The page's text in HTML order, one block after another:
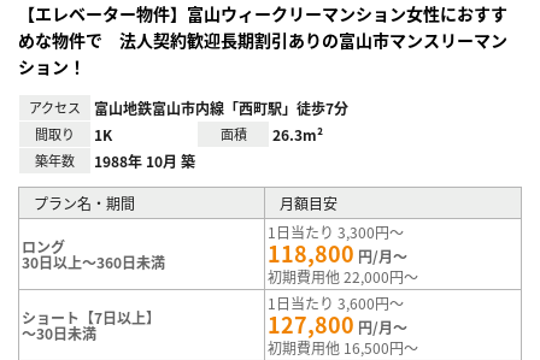
【エレベーター物件】富山ウィークリーマンション女性におすす
めな物件で 法人契約歓迎長期割引ありの富山市マンスリーマン
ション！
アクセス 富山地鉄富山市内線「西町駅」徒歩7分
間取り 1K 面積 26.3m²
築年数 1988年 10月 築
プラン名・期間 月額目安
ロング
30日以上～360日未満
1日当たり 3,300円～
118,800 円/月～
初期費用他 22,000円～
ショート【7日以上】
～30日未満
1日当たり 3,600円～
127,800 円/月～
初期費用他 16,500円～